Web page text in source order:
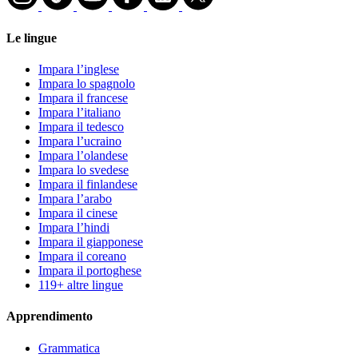
Le lingue
Impara l’inglese
Impara lo spagnolo
Impara il francese
Impara l’italiano
Impara il tedesco
Impara l’ucraino
Impara l’olandese
Impara lo svedese
Impara il finlandese
Impara l’arabo
Impara il cinese
Impara l’hindi
Impara il giapponese
Impara il coreano
Impara il portoghese
119+ altre lingue
Apprendimento
Grammatica